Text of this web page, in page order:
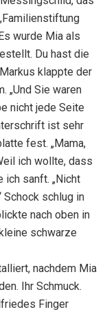
wurde Mia als
Du hast die
klappte der
„Und Sie waren
nicht jede Seite
ist sehr
fest. „Mama,
ich wollte, dass
ich sanft. „Nicht
Schock schlug in
nach oben in
schwarze
nachdem Mia
Ihr Schmuck.
Finger